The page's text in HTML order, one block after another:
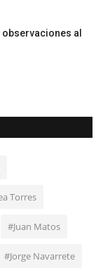
observaciones al
Torres
#Juan Matos
#Jorge Navarrete